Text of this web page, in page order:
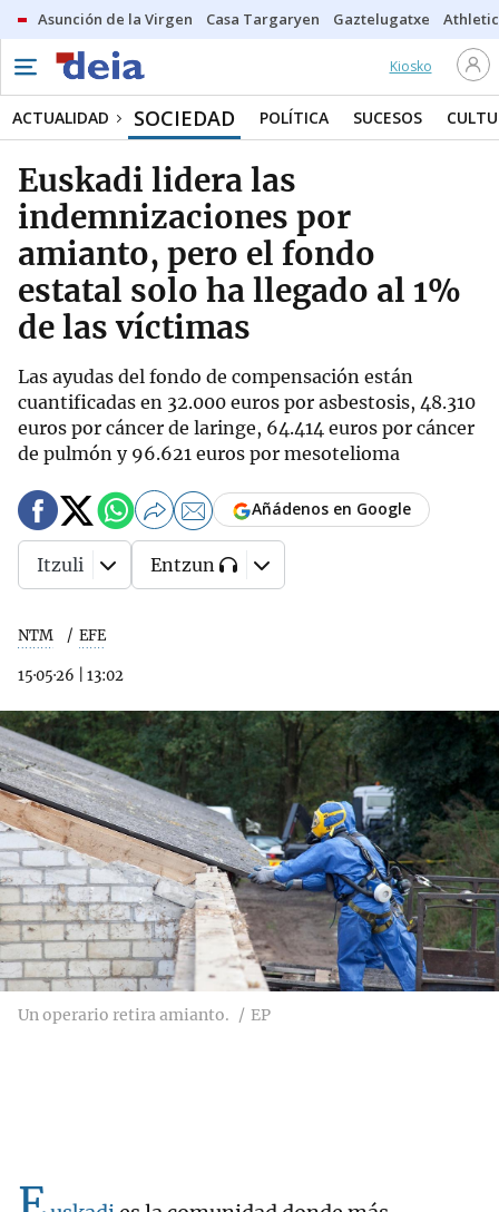
Asunción de la Virgen Casa Targaryen Gaztelugatxe Athletic
Kiosko
ACTUALIDAD SOCIEDAD POLÍTICA SUCESOS
Euskadi lidera las
indemnizaciones por
amianto, pero el fondo
estatal solo ha llegado al 1%
de las víctimas
Las ayudas del fondo de compensación están
cuantificadas en 32.000 euros por asbestosis, 48.310
euros por cáncer de laringe, 64.414 euros por cáncer
de pulmón y 96.621 euros por mesotelioma
NTM EFE
15·05·26 13:02
Añádenos en Google
Itzuli Entzun
Un operario retira amianto. EP